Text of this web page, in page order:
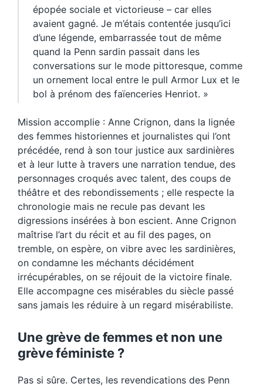
épopée sociale et victorieuse – car elles
avaient gagné. Je m’étais contentée jusqu’ici
d’une légende, embarrassée tout de même
quand la Penn sardin passait dans les
conversations sur le mode pittoresque, comme
un ornement local entre le pull Armor Lux et le
bol à prénom des faïenceries Henriot. »
Mission accomplie : Anne Crignon, dans la lignée
des femmes historiennes et journalistes qui l’ont
précédée, rend à son tour justice aux sardinières
et à leur lutte à travers une narration tendue, des
personnages croqués avec talent, des coups de
théâtre et des rebondissements ; elle respecte la
chronologie mais ne recule pas devant les
digressions insérées à bon escient. Anne Crignon
maîtrise l’art du récit et au fil des pages, on
tremble, on espère, on vibre avec les sardinières,
on condamne les méchants décidément
irrécupérables, on se réjouit de la victoire finale.
Elle accompagne ces misérables du siècle passé
sans jamais les réduire à un regard misérabiliste.
Une grève de femmes et non une
grève féministe ?
Pas si sûre. Certes, les revendications des Penn